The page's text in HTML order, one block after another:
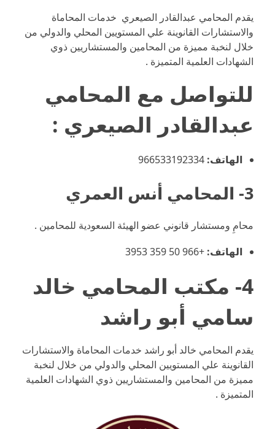
يقدم المحامي عبدالقادر الصيعري خدمات المحاماة
والاستشارات القانوينة علي المستويين المحلي والدولي من
خلال لنخبة مميزة من المحامين والمستشاريين ذوي
الشهادات العلمية المتميزة .
للتواصل مع المحامي
عبدالقادر الصيعري :
الهاتف:
3- المحامي أنس العمري
محامِ ومستشار قانوني عضو الهيئة السعودية للمحامين .
الهاتف: +966 50 359 3953
4- مكتب المحامي خالد
سامي أبو راشد
يقدم المحامي خالد أبو راشد خدمات المحاماة والاستشارات
القانوينة علي المستويين المحلي والدولي من خلال لنخبة
مميزة من المحامين والمستشاريين ذوي الشهادات العلمية
المتميزة .